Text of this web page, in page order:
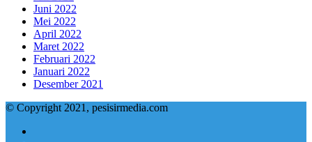
Juni 2022
Mei 2022
April 2022
Maret 2022
Februari 2022
Januari 2022
Desember 2021
© Copyright 2021, pesisirmedia.com